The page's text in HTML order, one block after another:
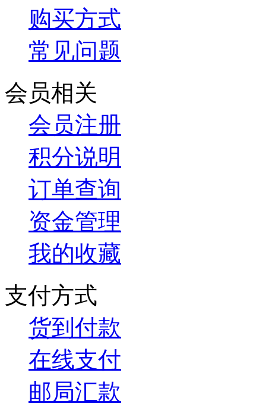
购买方式
常见问题
会员相关
会员注册
积分说明
订单查询
资金管理
我的收藏
支付方式
货到付款
在线支付
邮局汇款